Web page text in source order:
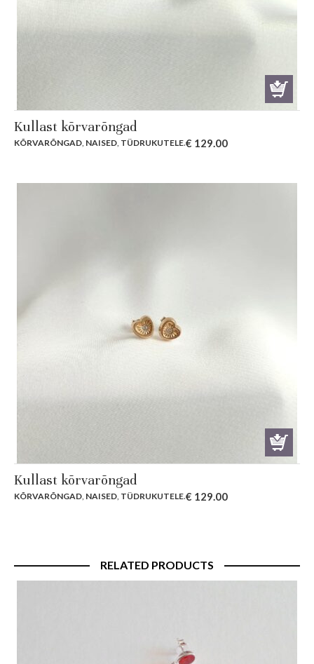
Kullast kõrvarõngad
KÕRVARÕNGAD, NAISED, TÜDRUKUTELE.€ 129.00
Kullast kõrvarõngad
KÕRVARÕNGAD NAISED TÜDRUKUTELE.€ 129.00
RELATED PRODUCTS